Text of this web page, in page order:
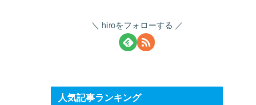
hiroをフォローする
人気記事ランキング